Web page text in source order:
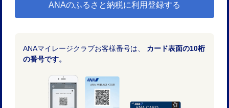
ANAのふるさと納税に利用登録する
ANAマイレージクラブお客様番号は、 カード表面の10桁
の番号です。